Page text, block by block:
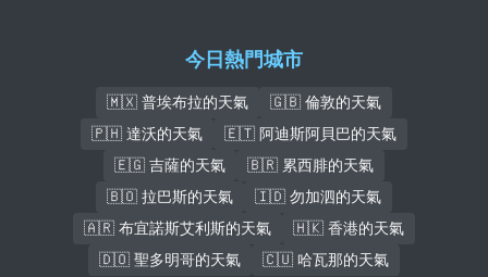
今日熱門城市
🇲🇽 普埃布拉的天氣
🇬🇧 倫敦的天氣
🇵🇭 達沃的天氣
🇪🇹 阿迪斯阿貝巴的天氣
🇪🇬 吉薩的天氣
🇧🇷 累西腓的天氣
🇧🇴 拉巴斯的天氣
🇮🇩 勿加泗的天氣
🇦🇷 布宜諾斯艾利斯的天氣
🇭🇰 香港的天氣
🇩🇴 聖多明哥的天氣
🇨🇺 哈瓦那的天氣